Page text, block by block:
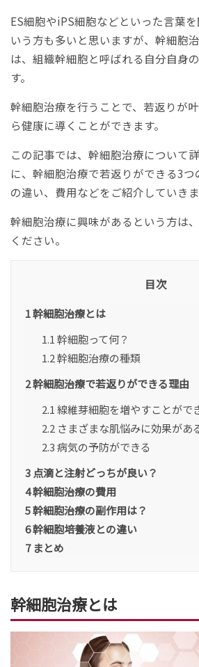
ES細胞やiPS細胞などといった言葉
いう方も多いと思いますが、幹細胞
は、組織幹細胞と呼ばれる自分自身
す。
幹細胞治療を行うことで、若返りが
ら健康に導くことができます。
この記事では、幹細胞治療について
に、幹細胞治療で若返りができる3
の違い、費用などをご紹介していきま
幹細胞治療に興味があるという方は
ください。
目次
1幹細胞治療とは
1.1 幹細胞って何？
1.2幹細胞治療の種類
2幹細胞治療で若返りができる理由
2.1 線維芽細胞を増やすことがで
2.2 さまざまな肌悩みに効果があ
2.3病気の予防ができる
3 点滴と注射どっちが良い？
4幹細胞治療の費用
5幹細胞治療の副作用は？
6幹細胞培養液との違い
7まとめ
幹細胞治療とは